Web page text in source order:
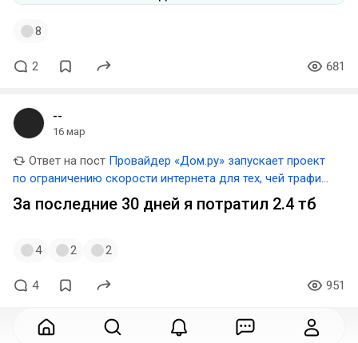
8
2 681
--
16 мар
Ответ на пост Провайдер «Дом.ру» запускает проект
по ограничению скорости интернета для тех, чей трафик
превышает 3 ТБ в месяц
За последние 30 дней я потратил 2.4 тб
4 2 2
4 951